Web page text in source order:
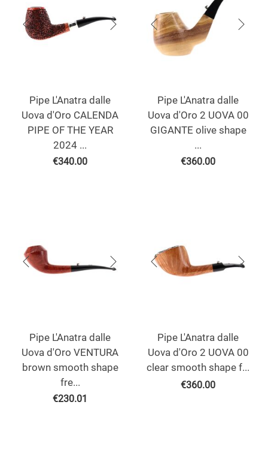
Pipe L'Anatra dalle
Uova d'Oro CALENDA
PIPE OF THE YEAR
2024 ...
€340.00
Pipe L'Anatra dalle
Uova d'Oro 2 UOVA 00
GIGANTE olive shape
...
€360.00
Pipe L'Anatra dalle
Uova d'Oro VENTURA
brown smooth shape
fre...
€230.01
Pipe L'Anatra dalle
Uova d'Oro 2 UOVA 00
clear smooth shape f...
€360.00